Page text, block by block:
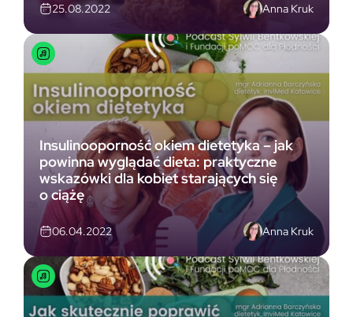
25.08.2022 Anna Kruk
Insulinooporność okiem dietetyka – jak
powinna wyglądać dieta: praktyczne
wskazówki dla kobiet starających się
o ciążę
06.04.2022 Anna Kruk